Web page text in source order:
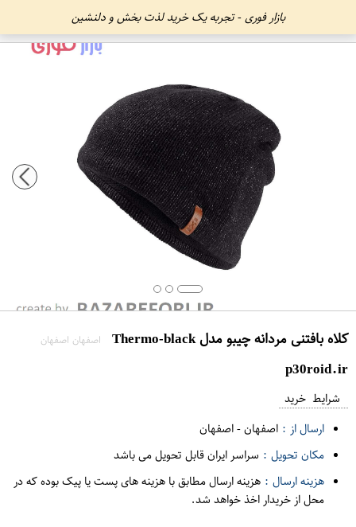
بازار فوری - تجربه یک خرید لذت بخش و دلنشین
کلاه بافتنی مردانه چیبو مدل Thermo-black اصفهان اصفهان
p30roid.ir
شرایط خرید
ارسال از : اصفهان-اصفهان
مکان تحویل : سراسر ایران قابل تحویل می باشد
هزینه ارسال : هزینه ارسال مطابق با هزینه های پست یا پیک بوده که در
محل از خریدار اخذ خواهد شد.